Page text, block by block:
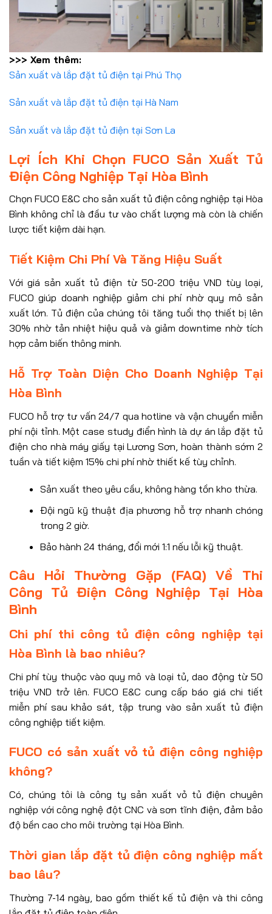
>>> Xem thêm:
Sản xuất và lắp đặt tủ điện tại Phú Thọ
Sản xuất và lắp đặt tủ điện tại Hà Nam
Sản xuất và lắp đặt tủ điện tại Sơn La
Lợi Ích Khi Chọn FUCO Sản Xuất Tủ
Điện Công Nghiệp Tại Hòa Bình
Chọn FUCO E&C cho sản xuất tủ điện công nghiệp tại Hòa
Bình không chỉ là đầu tư vào chất lượng mà còn là chiến
lược tiết kiệm dài hạn.
Tiết Kiệm Chi Phí Và Tăng Hiệu Suất
Với giá sản xuất tủ điện từ 50-200 triệu VND tùy loại,
FUCO giúp doanh nghiệp giảm chi phí nhờ quy mô sản
xuất lớn. Tủ điện của chúng tôi tăng tuổi thọ thiết bị lên
30% nhờ tản nhiệt hiệu quả và giảm downtime nhờ tích
hợp cảm biến thông minh.
Hỗ Trợ Toàn Diện Cho Doanh Nghiệp Tại
Hòa Bình
FUCO hỗ trợ tư vấn 24/7 qua hotline và vận chuyển miễn
phí nội tỉnh. Một case study điển hình là dự án lắp đặt tủ
điện cho nhà máy giấy tại Lương Sơn, hoàn thành sớm 2
tuần và tiết kiệm 15% chi phí nhờ thiết kế tùy chỉnh.
Sản xuất theo yêu cầu, không hàng tồn kho thừa.
Đội ngũ kỹ thuật địa phương hỗ trợ nhanh chóng
trong 2 giờ.
Bảo hành 24 tháng, đổi mới 1:1 nếu lỗi kỹ thuật.
Câu Hỏi Thường Gặp (FAQ) Về Thi
Công Tủ Điện Công Nghiệp Tại Hòa
Bình
Chi phí thi công tủ điện công nghiệp tại
Hòa Bình là bao nhiêu?
Chi phí tùy thuộc vào quy mô và loại tủ, dao động từ 50
triệu VND trở lên. FUCO E&C cung cấp báo giá chi tiết
miễn phí sau khảo sát, tập trung vào sản xuất tủ điện
công nghiệp tiết kiệm.
FUCO có sản xuất vỏ tủ điện công nghiệp
không?
Có, chúng tôi là công ty sản xuất vỏ tủ điện chuyên
nghiệp với công nghệ đột CNC và sơn tĩnh điện, đảm bảo
độ bền cao cho môi trường tại Hòa Bình.
Thời gian lắp đặt tủ điện công nghiệp mất
bao lâu?
Thường 7-14 ngày, bao gồm thiết kế tủ điện và thi công